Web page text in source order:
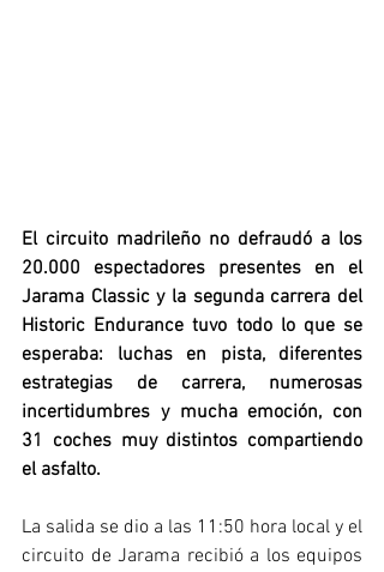
El circuito madrileño no defraudó a los
20.000 espectadores presentes en el
Jarama Classic y la segunda carrera del
Historic Endurance tuvo todo lo que se
esperaba: luchas en pista, diferentes
estrategias de carrera, numerosas
incertidumbres y mucha emoción, con
31 coches muy distintos compartiendo
el asfalto.
La salida se dio a las 11:50 hora local y el
circuito de Jarama recibió a los equipos